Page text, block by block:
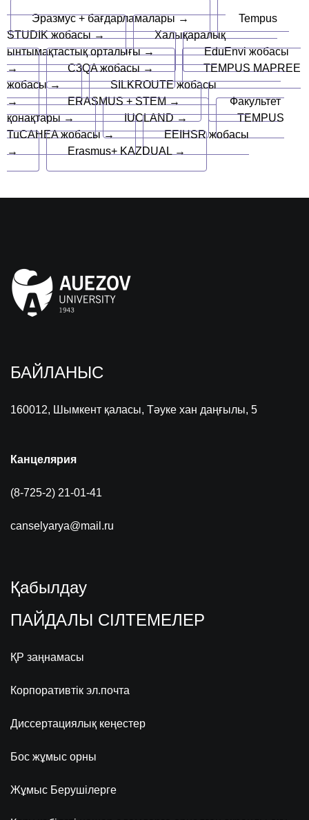
Эразмус + бағдарламалары →
Tempus
STUDIK жобасы →
Халықаралық
ынтымақтастық орталығы →
EduEnvi жобасы
→
C3QA жобасы →
TEMPUS MAPREE
жобасы →
SILKROUTE жобасы
→
ERASMUS + STEM →
Факультет
қонақтары →
IUCLAND →
TEMPUS
TuCAHEA жобасы →
EEIHSR жобасы
→
Erasmus+ KAZDUAL →
БАЙЛАНЫС
160012, Шымкент қаласы, Тәуке хан даңғылы, 5
Канцелярия
(8-725-2) 21-01-41
canselyarya@mail.ru
Қабылдау
ПАЙДАЛЫ СІЛТЕМЕЛЕР
ҚР заңнамасы
Корпоративтік эл.почта
Диссертациялық кеңестер
Бос жұмыс орны
Жұмыс Берушілерге